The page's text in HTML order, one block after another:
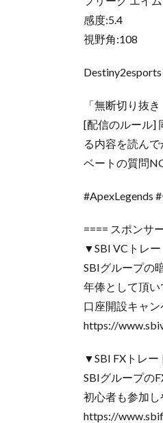
感度:5.4
視野角:108
「無断切り抜
[配信のルール]
る内容を読ん
ベートの質問
#ApexLegends
==== スポンサ
▼SBI VCトレー
SBIグループの
年俸として頂い
口座開設キャン
https://
▼SBI FXトレー
SBIグループの
初心者も参加し
https://